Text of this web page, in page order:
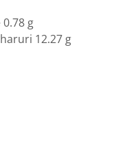
g
12.27 g